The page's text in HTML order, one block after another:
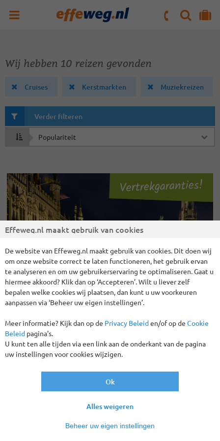
ZOEKENNAAR 'MIJN REIS' OMGEVING
Wij hebben 10 reizen gevonden
Cruises Kerstmarkten Muziekreizen
Sorteren
Verder filteren
Kerstsferen 3 dagen Gent, Brugge en
BELGIË, NEDERLAND 3 DAGEN
Vertrekgaranties!
Volpension!
Effeweg.nl maakt gebruik van cookies
De website van Effeweg.nl maakt gebruik van cookies. Dit doen wij
om onze website correct te laten functioneren, het gebruik ervan
te analyseren en om uw gebruikerservaring te optimaliseren. Gaat u
hiermee akkoord? Klik dan op ‘Accepteren’. Wilt u liever zelf
bepalen welke cookies wij plaatsen, dan kunt u uw voorkeuren
aanpassen via ‘Beheer uw eigen instellingen’.
Meer informatie? Kijk dan op de Privacy Beleiden/of op de Cookie
Beleid pagina's.
U kunt ten alle tijden via een link aan de onderkant van de pagina
uw instellingen voor cookies wijzigen.
Beheer uw eigen instellingen
Alles weigeren
Ok